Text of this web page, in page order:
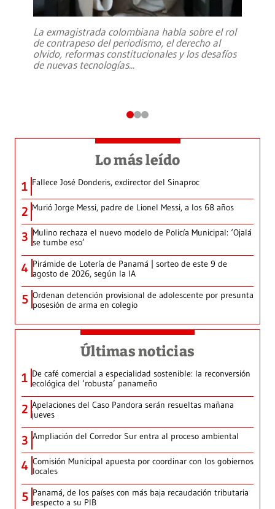
La exmagistrada colombiana habla sobre el rol
de contrapeso del periodismo, el derecho al
olvido, reformas constitucionales y los desafíos
de nuevas tecnologías...
Lo más leído
1 Fallece José Donderis, exdirector del Sinaproc
2 Murió Jorge Messi, padre de Lionel Messi, a los 68 años
3 Mulino rechaza el nuevo modelo de Policía Municipal: ‘Ojalá
se tumbe eso’
4 Pirámide de Lotería de Panamá | sorteo de este 9 de
agosto de 2026, según la IA
5 Ordenan detención provisional de adolescente por presunta
posesión de arma en colegio
Últimas noticias
1 De café comercial a especialidad sostenible: la reconversión
ecológica del ‘robusta’ panameño
2 Apelaciones del Caso Pandora serán resueltas mañana
jueves
3 Ampliación del Corredor Sur entra al proceso ambiental
4 Comisión Municipal apuesta por coordinar con los gobiernos
locales
5 Panamá, de los países con más baja recaudación tributaria
respecto a su PIB